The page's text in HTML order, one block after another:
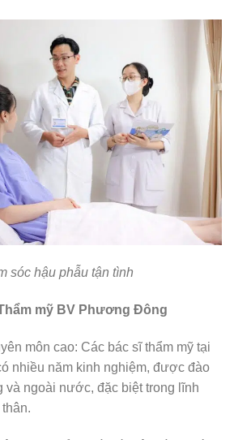
sóc hậu phẫu tận tình
mỹ BV Phương Đông
môn cao: Các bác sĩ thẩm mỹ tại
nhiều năm kinh nghiệm, được đào
và ngoài nước, đặc biệt trong lĩnh